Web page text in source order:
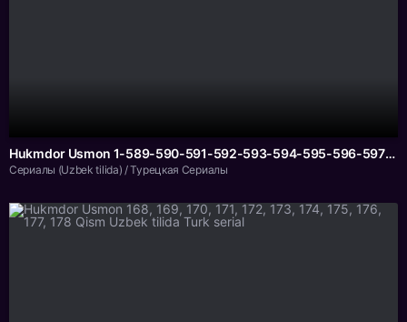
Hukmdor Usmon 1-589-590-591-592-593-594-595-596-597-598-599-600-601 Qism Uzbek tilida Turk serial
Сериалы (Uzbek tilida) / Турецкая Сериалы